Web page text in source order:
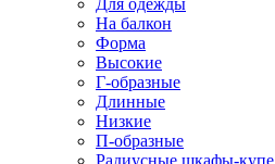
Для одежды
На балкон
Форма
Высокие
Г-образные
Длинные
Низкие
П-образные
Радиусные шкафы-купе